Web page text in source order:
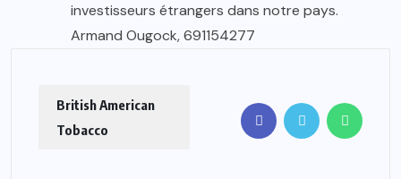
investisseurs étrangers dans notre pays.
Armand Ougock, 691154277
British American
Tobacco